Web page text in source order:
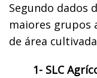
Segundo dados
maiores grupos
de área
1- SLC